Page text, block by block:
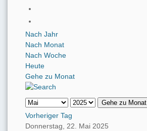
Nach Jahr
Nach Monat
Nach Woche
Heute
Gehe zu Monat
Gehe zu Monat
Vorheriger Tag
Donnerstag, 22. Mai 2025